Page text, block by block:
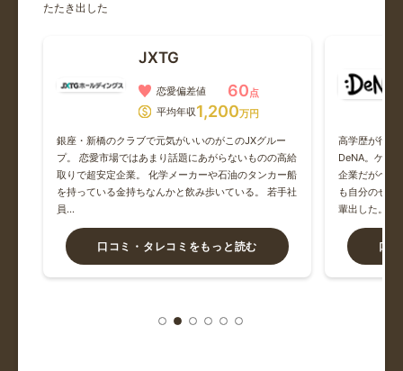
プルデンシャル生命保険
某マッチングアプリでこちらの会社の方と出会いました。デ
阪急阪神ホールディングス
関西圏で永住するならおすすめの旦那さんです。採用少ない
らしく...
日本M&Aセンター
たたき出した
JXTG
恋愛偏差値 60点
平均年収1,200万円
銀座・新橋のクラブで元気がいいのがこのJXグルー
プ。 恋愛市場ではあまり話題にあがらないものの高給
取りで超安定企業。 化学メーカーや石油のタンカー船
を持っている金持ちなんかと飲み歩いている。 若手社
員…
口コミ・タレコミをもっと読む
高学歴が行く
DeNA。ゲー
企業だがベン
も自分のせい
輩出した。最
口